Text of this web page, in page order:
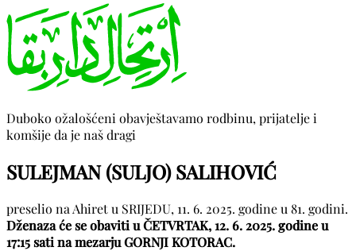
Duboko ožalošćeni obavještavamo rodbinu, prijatelje i
komšije da je naš dragi
SULEJMAN (SULJO) SALIHOVIĆ
preselio na Ahiret u SRIJEDU, 11. 6. 2025. godine u 81. godini.
Dženaza će se obaviti u ČETVRTAK, 12. 6. 2025. godine u
17:15 sati na mezarju GORNJI KOTORAC.